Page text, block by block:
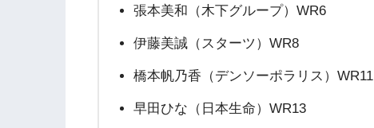
張本美和（木下グループ）WR6
伊藤美誠（スターツ）WR8
橋本帆乃香（デンソーポラリス）WR11
早田ひな（日本生命）WR13